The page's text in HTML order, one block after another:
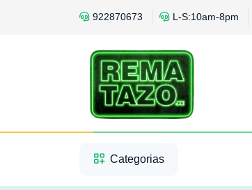
922870673 L-S:10am-8pm
Categorias